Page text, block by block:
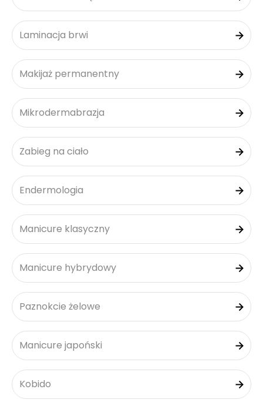
Laminacja brwi
Makijaż permanentny
Mikrodermabrazja
Zabieg na ciało
Endermologia
Manicure klasyczny
Manicure hybrydowy
Paznokcie żelowe
Manicure japoński
Kobido